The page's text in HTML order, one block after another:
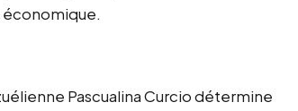
économique.
Pascualina Curcio détermine